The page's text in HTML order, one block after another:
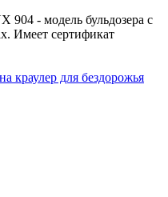
904 - модель бульдозера с
Имеет сертификат
краулер для бездорожья